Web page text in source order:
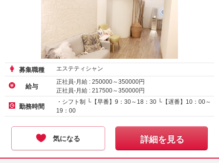
募集職種 エステティシャン
給与
正社員-月給 : 250000～350000円
正社員-月給 : 217500～350000円
勤務時間
・シフト制 └【早番】9：30～18：30 └【遅番】10：00～
19：00
気になる 詳細を見る